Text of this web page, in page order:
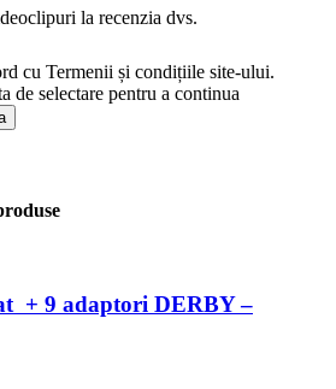
la recenzia dvs.
cu Termenii și condițiile site-ului.
de selectare pentru a continua
+ 9 adaptori DERBY –